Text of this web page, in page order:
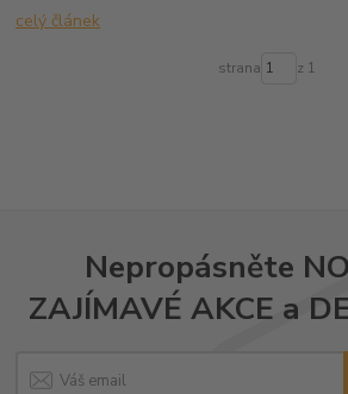
celý článek
strana z 1
Nepropásněte
ZAJÍMAVÉ AKCE a